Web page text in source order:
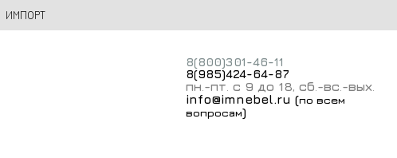
ИМПОРТ
8(800)301-46-11
8(985)424-64-87
пн -пт с 9 до 18, сб -вс -вых
info@imnebel.ru (по всем
вопросам)